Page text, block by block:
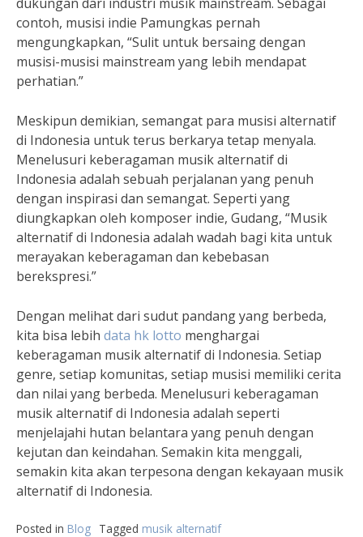
contoh, musisi indie Pamungkas pernah
mengungkapkan, “Sulit untuk bersaing dengan
musisi-musisi mainstream yang lebih mendapat
perhatian.”
Meskipun demikian, semangat para musisi alternatif
di Indonesia untuk terus berkarya tetap menyala.
Menelusuri keberagaman musik alternatif di
Indonesia adalah sebuah perjalanan yang penuh
dengan inspirasi dan semangat. Seperti yang
diungkapkan oleh komposer indie, Gudang, “Musik
alternatif di Indonesia adalah wadah bagi kita untuk
merayakan keberagaman dan kebebasan
berekspresi.”
Dengan melihat dari sudut pandang yang berbeda,
kita bisa lebih data hk lotto menghargai
keberagaman musik alternatif di Indonesia. Setiap
genre, setiap komunitas, setiap musisi memiliki cerita
dan nilai yang berbeda. Menelusuri keberagaman
musik alternatif di Indonesia adalah seperti
menjelajahi hutan belantara yang penuh dengan
kejutan dan keindahan. Semakin kita menggali,
semakin kita akan terpesona dengan kekayaan musik
alternatif di Indonesia.
Posted in Blog Tagged musik alternatif